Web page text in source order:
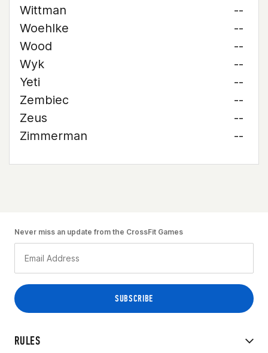
Wittman
--
Woehlke
--
Wood
--
Wyk
--
Yeti
--
Zembiec
--
Zeus
--
Zimmerman
--
RULES
Never miss an update from the CrossFit Games